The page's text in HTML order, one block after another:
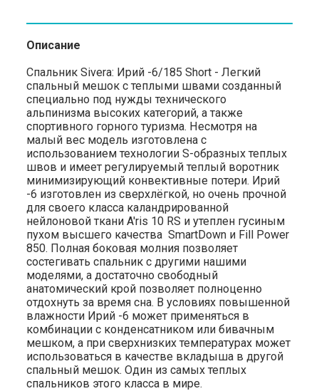
Описание
Спальник Sivera: Ирий -6/185 Short - Легкий
спальный мешок с теплыми швами созданный
специально под нужды технического
альпинизма высоких категорий, а также
спортивного горного туризма. Несмотря на
малый вес модель изготовлена с
использованием технологии S-образных теплых
швов и имеет регулируемый теплый воротник
минимизирующий конвективные потери. Ирий
-6 изготовлен из сверхлёгкой, но очень прочной
для своего класса каландрированной
нейлоновой ткани A'ris 10 RS и утеплен гусиным
пухом высшего качества SmartDown и Fill Power
850. Полная боковая молния позволяет
состегивать спальник с другими нашими
моделями, а достаточно свободный
анатомический крой позволяет полноценно
отдохнуть за время сна. В условиях повышенной
влажности Ирий -6 может применяться в
комбинации с конденсатником или бивачным
мешком, а при сверхнизких температурах может
использоваться в качестве вкладыша в другой
спальный мешок. Один из самых теплых
спальников этого класса в мире.